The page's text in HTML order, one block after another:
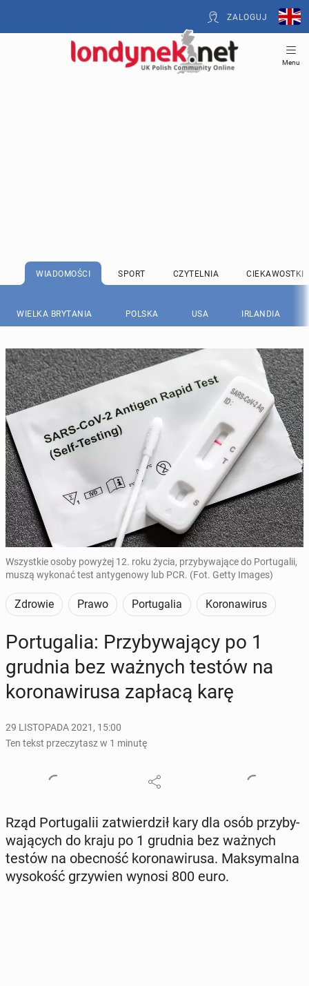
ZALOGUJ
Menu
WIADOMOŚCI SPORT CZYTELNIA CIEKAWOSTKI
WIELKA BRYTANIA POLSKA USA IRLANDIA
Wszystkie osoby powyżej 12. roku życia, przybywające do Portugalii,
muszą wykonać test antygenowy lub PCR. (Fot. Getty Images)
Zdrowie Prawo Portugalia Koronawirus
Por­tu­ga­lia: Przy­by­wa­ją­cy po 1
grudnia bez ważnych testów na
ko­ro­na­wi­ru­sa zapłacą karę
29 LISTOPADA 2021, 15:00
Ten tekst przeczytasz w 1 minutę
Rząd Por­tu­ga­lii za­twier­dził kary dla osób przy­by­
wa­ją­cych do kraju po 1 grudnia bez ważnych
testów na obec­ność ko­ro­na­wi­ru­sa. Mak­sy­mal­na
wy­so­kość grzy­wien wynosi 800 euro.